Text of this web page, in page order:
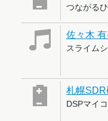
つながる
佐々木
スライム
札幌SDR
DSPマイ